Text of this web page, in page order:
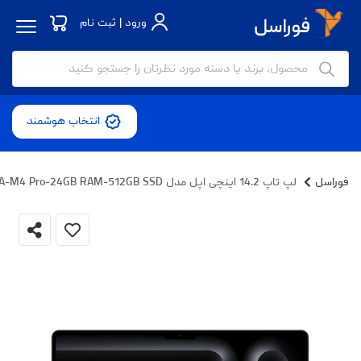
ورود | ثبت نام
انتخاب هوشمند
فوراسل لپ تاپ 14.2 اینچی اپل مدل MacBook Pro MX2H3 2024 LLA-M4 Pro-24GB RAM-512GB SSD